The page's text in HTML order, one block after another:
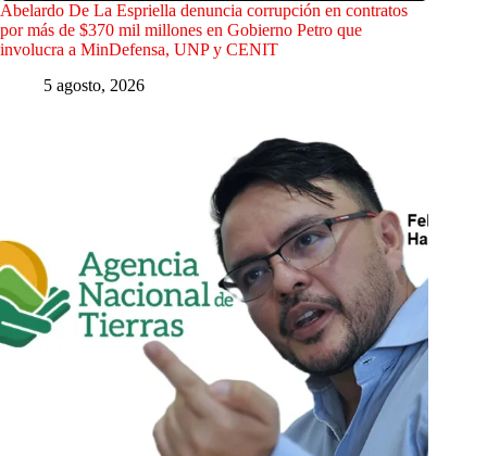
Abelardo De La Espriella denuncia corrupción en contratos
por más de $370 mil millones en Gobierno Petro que
involucra a MinDefensa, UNP y CENIT
5 agosto, 2026